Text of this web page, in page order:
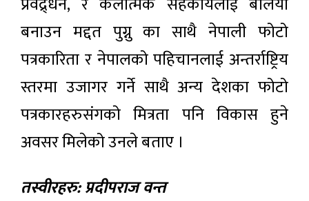
बनाउन मद्दत पुग्नु का साथै नेपाली फोटो
पत्रकारिता र नेपालको पहिचानलाई अन्तर्राष्ट्रिय
स्तरमा उजागर गर्ने साथै अन्य देशका फोटो
पत्रकारहरुसंगको मित्रता पनि विकास हुने
अवसर मिलेको उनले बताए ।
तस्वीरहरु: प्रदीपराज वन्त